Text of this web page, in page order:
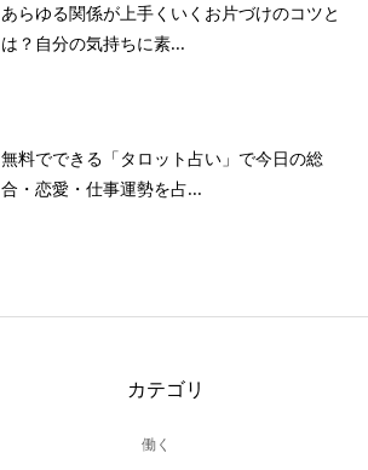
あらゆる関係が上手くいくお片づけのコツと
は？自分の気持ちに素...
無料でできる「タロット占い」で今日の総
合・恋愛・仕事運勢を占...
カテゴリ
働く